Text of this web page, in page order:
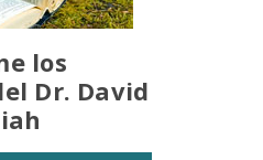
los
Dr. David